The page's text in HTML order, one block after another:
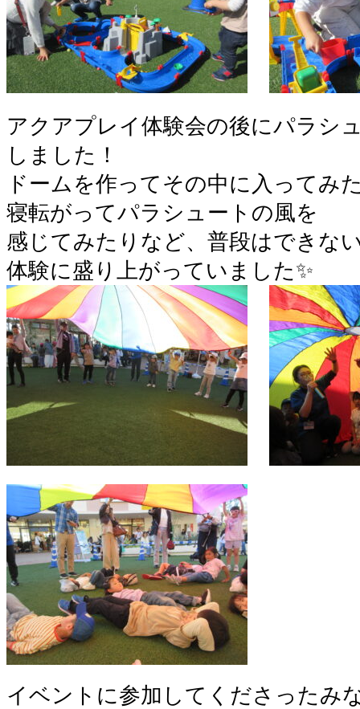
アクアプレイ体験会の後にパラシ
しました！
ドームを作ってその中に入ってみ
寝転がってパラシュートの風を
感じてみたりなど、普段はできな
体験に盛り上がっていました✨
イベントに参加してくださったみ